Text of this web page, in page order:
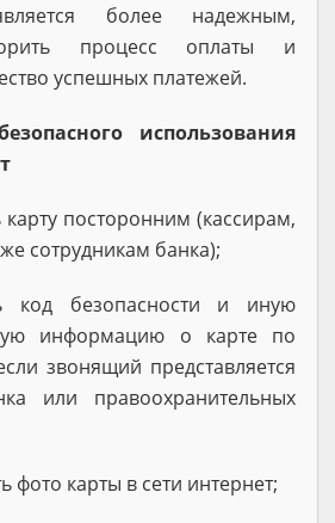
более надежным,
процесс оплаты и
успешных платежей.
использования
посторонним (кассирам,
сотрудникам банка);
безопасности и иную
информацию о карте по
звонящий представляется
или правоохранительных
фото карты в сети интернет;